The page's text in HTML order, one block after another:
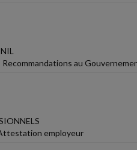
au
employeur